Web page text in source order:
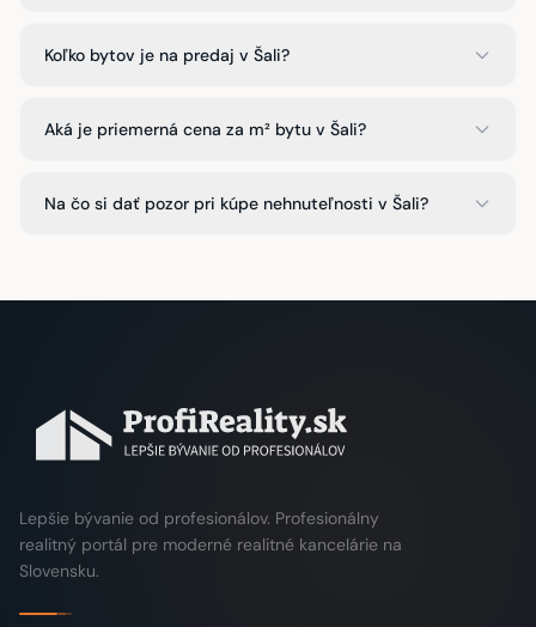
Koľko bytov je na predaj v Šali?
Aká je priemerná cena za m² bytu v Šali?
Na čo si dať pozor pri kúpe nehnuteľnosti v Šali?
Lepšie bývanie od profesionálov. Profesionálny
realitný portál pre moderné realitné kancelárie na
Slovensku.